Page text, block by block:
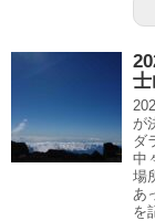
が
ダ
中
場
あ
を